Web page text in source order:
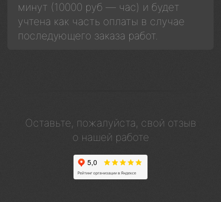
минут (10000 руб — час) и будет
учтена как часть оплаты в случае
последующего заказа работ.
Оставьте, пожалуйста, свой отзыв
о нашей работе